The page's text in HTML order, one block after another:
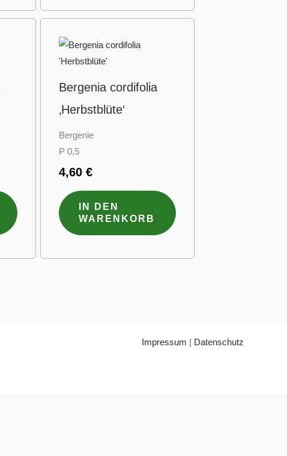
Bergenia cordifolia
‚Herbstblüte‘
Bergenie
P 0,5
4,60€
IN DEN
WARENKORB
Impressum | Datenschutz